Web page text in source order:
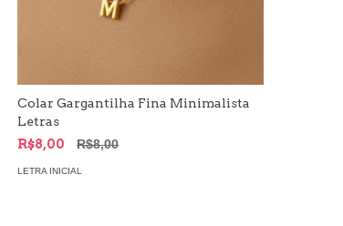
Colar Gargantilha Fina Minimalista
Letras
R$8,00
R$8,00
LETRA INICIAL